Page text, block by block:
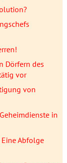
Dörfern des
vor
von
in
Abfolge